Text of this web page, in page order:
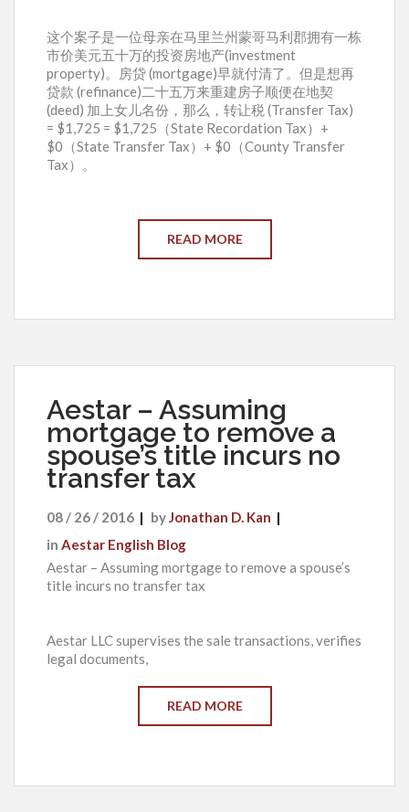
这个案子是一位母亲在马里兰州蒙哥马利郡拥有一栋
市价美元五十万的投资房地产(investment
property)。房贷 (mortgage)早就付清了。但是想再
贷款 (refinance)二十五万来重建房子顺便在地契
(deed) 加上女儿名份，那么，转让税 (Transfer Tax)
= $1,725 = $1,725（State Recordation Tax）+
$0（State Transfer Tax）+ $0（County Transfer
Tax）。
READ MORE
Aestar – Assuming
mortgage to remove a
spouse’s title incurs no
transfer tax
08 / 26 / 2016 byJonathan D. Kan
in Aestar English Blog
Aestar – Assuming mortgage to remove a spouse’s
title incurs no transfer tax
Aestar LLC supervises the sale transactions, verifies
legal documents,
READ MORE